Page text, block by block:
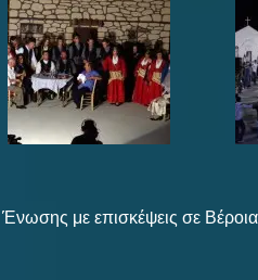
με επισκέψεις σε